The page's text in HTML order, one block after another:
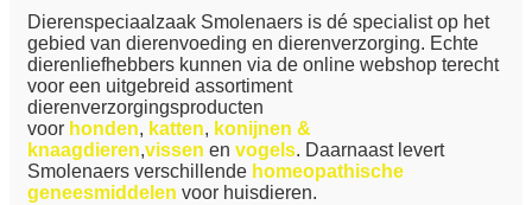
Dierenspeciaalzaak Smolenaers is dé specialist op het
gebied van dierenvoeding en dierenverzorging. Echte
dierenliefhebbers kunnen via de online webshop terecht
voor een uitgebreid assortiment
dierenverzorgingsproducten
voor honden, katten, konijnen &
knaagdieren,vissen en vogels. Daarnaast levert
Smolenaers verschillende homeopathische
geneesmiddelen voor huisdieren.